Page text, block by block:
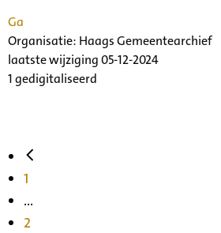
Ga
Organisatie: Haags Gemeentearchief
laatste wijziging 05-12-2024
1 gedigitaliseerd
1
...
2